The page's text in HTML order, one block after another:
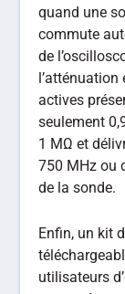
quand une
commute
de
l’atténuation
actives
seulement
1 MΩ et
750 MHz ou
de la sonde.
Enfin, un kit
utilisateurs